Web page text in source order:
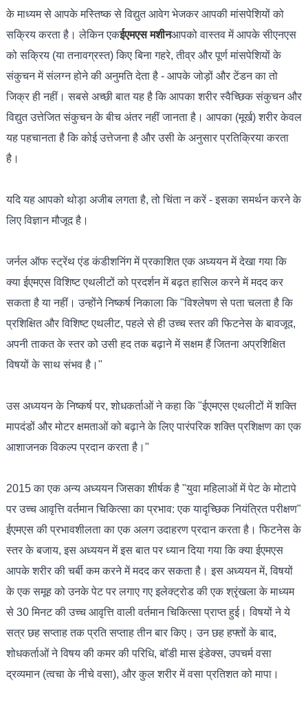
के माध्यम से आपके मस्तिष्क से विद्युत आवेग भेजकर आपकी मांसपेशियों को
सक्रिय करता है। लेकिन एकईएमएस मशीनआपको वास्तव में आपके सीएनएस
को सक्रिय (या तनावग्रस्त) किए बिना गहरे, तीव्र और पूर्ण मांसपेशियों के
संकुचन में संलग्न होने की अनुमति देता है - आपके जोड़ों और टेंडन का तो
जिक्र ही नहीं। सबसे अच्छी बात यह है कि आपका शरीर स्वैच्छिक संकुचन और
विद्युत उत्तेजित संकुचन के बीच अंतर नहीं जानता है। आपका (मूर्ख) शरीर केवल
यह पहचानता है कि कोई उत्तेजना है और उसी के अनुसार प्रतिक्रिया करता
है।
यदि यह आपको थोड़ा अजीब लगता है, तो चिंता न करें - इसका समर्थन करने के
लिए विज्ञान मौजूद है।
जर्नल ऑफ स्ट्रेंथ एंड कंडीशनिंग में प्रकाशित एक अध्ययन में देखा गया कि
क्या ईएमएस विशिष्ट एथलीटों को प्रदर्शन में बढ़त हासिल करने में मदद कर
सकता है या नहीं। उन्होंने निष्कर्ष निकाला कि "विश्लेषण से पता चलता है कि
प्रशिक्षित और विशिष्ट एथलीट, पहले से ही उच्च स्तर की फिटनेस के बावजूद,
अपनी ताकत के स्तर को उसी हद तक बढ़ाने में सक्षम हैं जितना अप्रशिक्षित
विषयों के साथ संभव है।"
उस अध्ययन के निष्कर्ष पर, शोधकर्ताओं ने कहा कि "ईएमएस एथलीटों में शक्ति
मापदंडों और मोटर क्षमताओं को बढ़ाने के लिए पारंपरिक शक्ति प्रशिक्षण का एक
आशाजनक विकल्प प्रदान करता है।"
2015 का एक अन्य अध्ययन जिसका शीर्षक है "युवा महिलाओं में पेट के मोटापे
पर उच्च आवृत्ति वर्तमान चिकित्सा का प्रभाव: एक यादृच्छिक नियंत्रित परीक्षण"
ईएमएस की प्रभावशीलता का एक अलग उदाहरण प्रदान करता है। फिटनेस के
स्तर के बजाय, इस अध्ययन में इस बात पर ध्यान दिया गया कि क्या ईएमएस
आपके शरीर की चर्बी कम करने में मदद कर सकता है। इस अध्ययन में, विषयों
के एक समूह को उनके पेट पर लगाए गए इलेक्ट्रोड की एक श्रृंखला के माध्यम
से 30 मिनट की उच्च आवृत्ति वाली वर्तमान चिकित्सा प्राप्त हुई। विषयों ने ये
सत्र छह सप्ताह तक प्रति सप्ताह तीन बार किए। उन छह हफ्तों के बाद,
शोधकर्ताओं ने विषय की कमर की परिधि, बॉडी मास इंडेक्स, उपचर्म वसा
द्रव्यमान (त्वचा के नीचे वसा), और कुल शरीर में वसा प्रतिशत को मापा।